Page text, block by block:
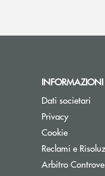
INFORMAZIONI
Dati societari
Privacy
Cookie
Reclami e
Arbitro